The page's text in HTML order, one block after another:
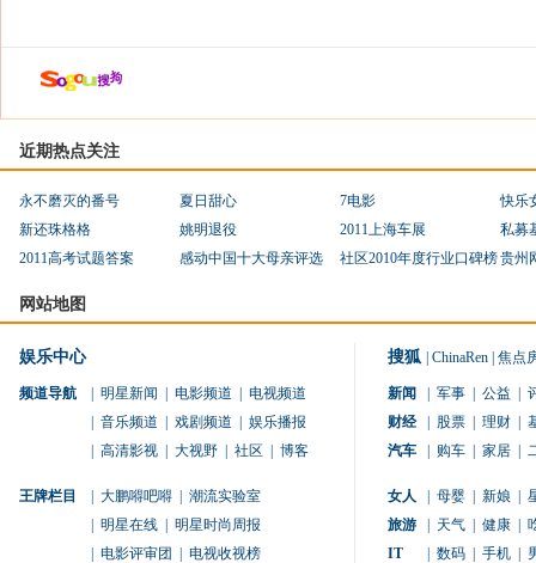
近期热点关注
永不磨灭的番号 夏日甜心 7电影
快乐
新还珠格格
姚明退役 2011上海车展
私募
2011高考试题答案
感动中国十大母亲评选 社区2010年度行业口碑榜贵州
网站地图
娱乐中心
频道导航 明星新闻 电影频道
电视频道
音乐频道 戏剧频道
娱乐播报
高清影视 大视野 社区 博客
王牌栏目 大鹏嘚吧嘚
潮流实验室
明星在线
明星时尚周报
电影评审团
电视收视榜
搜狐 ChinaRen 焦点
新闻 军事 公益
财经
股票 理财
汽车
购车 家居
女人 母婴 新娘
旅游
天气 健康
IT
数码 手机